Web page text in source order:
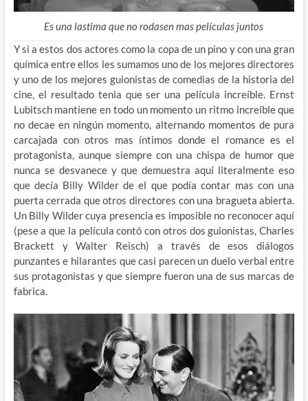
Es una lastima que no rodasen mas películas juntos
Y si a estos dos actores como la copa de un pino y con una gran
química entre ellos les sumamos uno de los mejores directores
y uno de los mejores guionistas de comedias de la historia del
cine, el resultado tenia que ser una película increíble. Ernst
Lubitsch mantiene en todo un momento un ritmo increíble que
no decae en ningún momento, alternando momentos de pura
carcajada con otros mas íntimos donde el romance es el
protagonista, aunque siempre con una chispa de humor que
nunca se desvanece y que demuestra aquí literalmente eso
que decía Billy Wilder de el que podía contar mas con una
puerta cerrada que otros directores con una bragueta abierta.
Un Billy Wilder cuya presencia es imposible no reconocer aquí
(pese a que la película contó con otros dos guionistas, Charles
Brackett y Walter Reisch) a través de esos diálogos
punzantes e hilarantes que casi parecen un duelo verbal entre
sus protagonistas y que siempre fueron una de sus marcas de
fabrica.